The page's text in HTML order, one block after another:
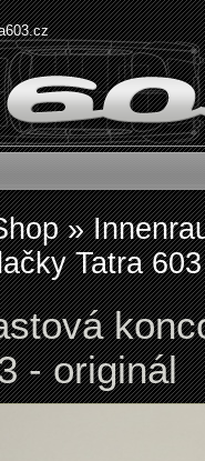
»
Tatra
- originál